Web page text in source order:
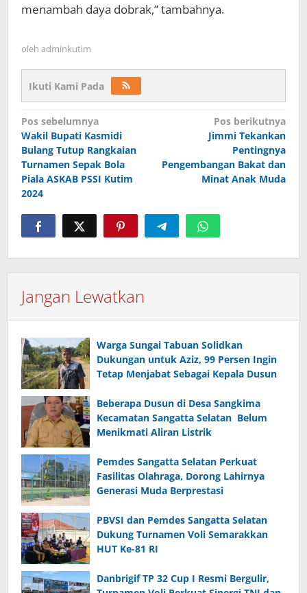
menambah daya dobrak,” tambahnya.
oleh adminkutim
Ikuti Kami Pada
Navigasi
pos
Pos sebelumnya
Wakil Bupati Kasmidi
Bulang Tutup Rangkaian
Turnamen Sepak Bola
Piala ASKAB PSSI Kutim
2024
Pos berikutnya
Jimmi Tekankan
Pentingnya
Pengembangan Bakat dan
Minat Anak Muda
Jangan Lewatkan
Warga Sungai Tabuan Solidkan
Dukungan untuk Aziz, 99 Persen Ingin
Tetap Menjabat Sebagai Kepala Dusun
Beberapa Dusun di Desa Sangkima
Kecamatan Sangatta Selatan Belum
Menikmati Aliran Listrik
Pemdes Sangatta Selatan Perkuat
Fasilitas Olahraga, Dorong Lahirnya
Generasi Muda Berprestasi
PBVSI dan Pemdes Sangatta Selatan
Dukung Turnamen Voli Semarakkan
HUT Ke-81 RI
Danbrigif TP 32 Cup I Resmi Bergulir,